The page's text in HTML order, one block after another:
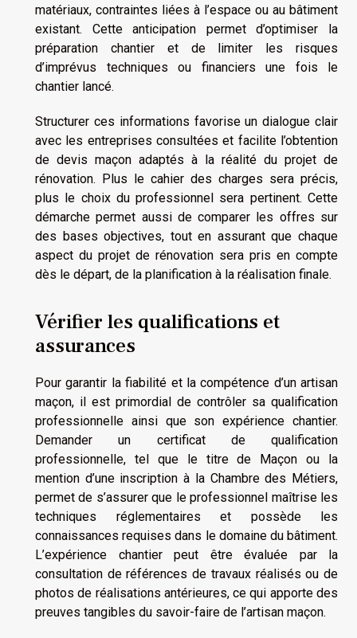
matériaux, contraintes liées à l’espace ou au bâtiment
existant. Cette anticipation permet d’optimiser la
préparation chantier et de limiter les risques
d’imprévus techniques ou financiers une fois le
chantier lancé.
Structurer ces informations favorise un dialogue clair
avec les entreprises consultées et facilite l’obtention
de devis maçon adaptés à la réalité du projet de
rénovation. Plus le cahier des charges sera précis,
plus le choix du professionnel sera pertinent. Cette
démarche permet aussi de comparer les offres sur
des bases objectives, tout en assurant que chaque
aspect du projet de rénovation sera pris en compte
dès le départ, de la planification à la réalisation finale.
Vérifier les qualifications et
assurances
Pour garantir la fiabilité et la compétence d’un artisan
maçon, il est primordial de contrôler sa qualification
professionnelle ainsi que son expérience chantier.
Demander un certificat de qualification
professionnelle, tel que le titre de Maçon ou la
mention d’une inscription à la Chambre des Métiers,
permet de s’assurer que le professionnel maîtrise les
techniques réglementaires et possède les
connaissances requises dans le domaine du bâtiment.
L’expérience chantier peut être évaluée par la
consultation de références de travaux réalisés ou de
photos de réalisations antérieures, ce qui apporte des
preuves tangibles du savoir-faire de l’artisan maçon.